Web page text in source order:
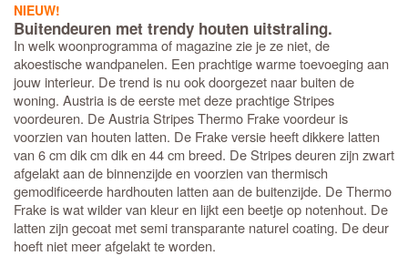
NIEUW!
Buitendeuren met trendy houten uitstraling.
In welk woonprogramma of magazine zie je ze niet, de
akoestische wandpanelen. Een prachtige warme toevoeging aan
jouw interieur. De trend is nu ook doorgezet naar buiten de
woning. Austria is de eerste met deze prachtige Stripes
voordeuren. De Austria Stripes Thermo Frake voordeur is
voorzien van houten latten. De Frake versie heeft dikkere latten
van 6 cm dik cm dik en 44 cm breed. De Stripes deuren zijn zwart
afgelakt aan de binnenzijde en voorzien van thermisch
gemodificeerde hardhouten latten aan de buitenzijde. De Thermo
Frake is wat wilder van kleur en lijkt een beetje op notenhout. De
latten zijn gecoat met semi transparante naturel coating. De deur
hoeft niet meer afgelakt te worden.